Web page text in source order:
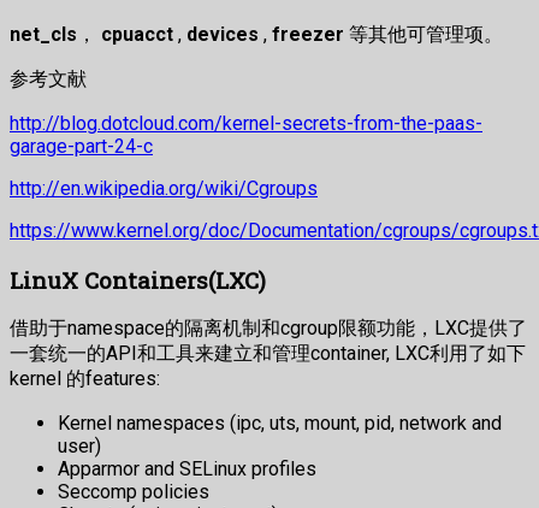
net_cls ， cpuacct , devices , freezer 等其他可管理项。
参考文献
http://blog.dotcloud.com/kernel-secrets-from-the-paas-
garage-part-24-c
http://en.wikipedia.org/wiki/Cgroups
https://www.kernel.org/doc/Documentation/cgroups/
LinuX Containers(LXC)
借助于namespace的隔离机制和cgroup限额功能，LXC提供了
一套统一的API和工具来建立和管理container, LXC利用了如下
kernel 的features:
Kernel namespaces (ipc, uts, mount, pid, network and
user)
Apparmor and SELinux profiles
Seccomp policies